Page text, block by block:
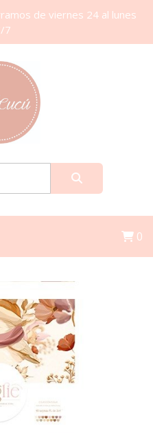
de viernes 24 al lunes
7
0